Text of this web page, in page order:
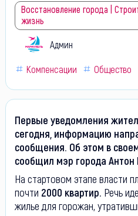
Восстановление города |
жизнь
Админ
Компенсации Общество
Первые уведомления
сегодня, информацию
сообщения. Об этом в
сообщил мэр города Антон
На стартовом этапе власти
почти 2000 квартир. Речь
жилье для горожан,